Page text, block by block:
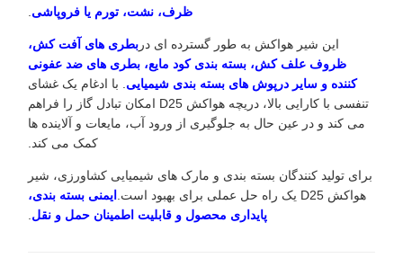
ظرف، نشت، تورم یا فروپاشی
این شیر هواکش به طور گسترده ای در بطری های آفت کش،
ظروف علف کش، بسته بندی کود مایع، بطری های ضد عفونی
کننده و سایر درپوش های بسته بندی شیمیایی . با ادغام یک غشای
تنفسی با کارایی بالا، دریچه هواکش D25 امکان تبادل گاز را فراهم
می کند و در عین حال به جلوگیری از ورود آب، مایعات و آلاینده ها
کمک می کند.
برای تولید کنندگان بسته بندی و مارک های شیمیایی کشاورزی، شیر
هواکش D25 یک راه حل عملی برای بهبود است.
ایمنی بسته بندی،
پایداری محصول و قابلیت اطمینان حمل و نقل